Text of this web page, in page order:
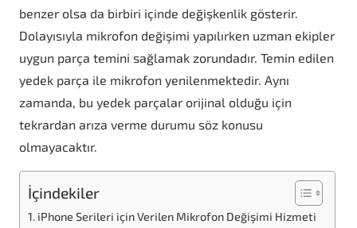
benzer olsa da birbiri içinde değişkenlik gösterir.
Dolayısıyla mikrofon değişimi yapılırken uzman ekipler
uygun parça temini sağlamak zorundadır. Temin edilen
yedek parça ile mikrofon yenilenmektedir. Aynı
zamanda, bu yedek parçalar orijinal olduğu için
tekrardan arıza verme durumu söz konusu
olmayacaktır.
İçindekiler
iPhone Serileri için Verilen Mikrofon Değişimi Hizmeti